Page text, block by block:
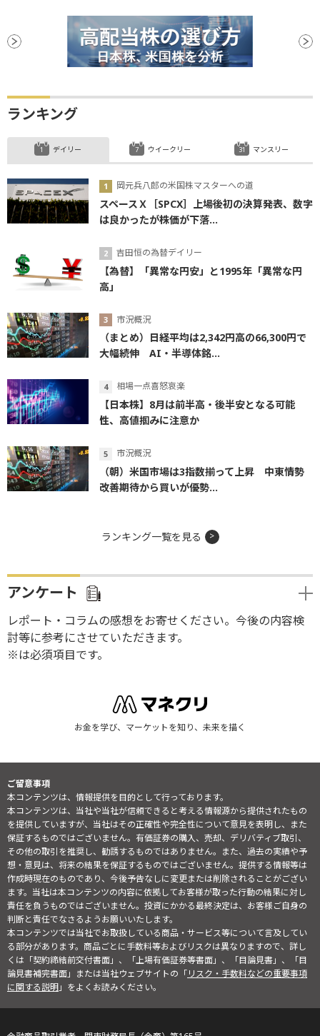
ランキング
デイリー
岡元兵八郎の米国株マスターへの道
スペースＸ［SPCX］上場後初の決算発表、数字
は良かったが株価が下落...
吉田恒の為替デイリー
【為替】「異常な円安」と1995年「異常な円
高」
市況概況
（まとめ）日経平均は2,342円高の66,300円で
大幅続伸 AI・半導体銘...
相場一点喜怒哀楽
【日本株】8月は前半高・後半安となる可能
性、高値掴みに注意か
市況概況
（朝）米国市場は3指数揃って上昇 中東情勢
改善期待から買いが優勢...
ウイークリー マンスリー
ランキング一覧を見る
アンケート
レポート・コラムの感想をお寄せください。今後の内容検
討等に参考にさせていただきます。
※は必須項目です。
お金を学び、マーケットを知り、未来を描く
ご留意事項
本コンテンツは、情報提供を目的として行っております。
本コンテンツは、当社や当社が信頼できると考える情報源から提供されたもの
を提供していますが、当社はその正確性や完全性について意見を表明し、また
保証するものではございません。有価証券の購入、売却、デリバティブ取引、
その他の取引を推奨し、勧誘するものではありません。また、過去の実績や予
想・意見は、将来の結果を保証するものではございません。提供する情報等は
作成時現在のものであり、今後予告なしに変更または削除されることがござい
ます。当社は本コンテンツの内容に依拠してお客様が取った行動の結果に対し
責任を負うものではございません。投資にかかる最終決定は、お客様ご自身の
判断と責任でなさるようお願いいたします。
本コンテンツでは当社でお取扱している商品・サービス等について言及してい
る部分があります。商品ごとに手数料等およびリスクは異なりますので、詳し
くは「契約締結前交付書面」、「上場有価証券等書面」、「目論見書」、「目
論見書補完書面」または当社ウェブサイトの「リスク・手数料などの重要事項
に関する説明」をよくお読みください。